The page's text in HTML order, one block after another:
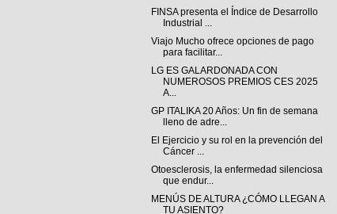
FINSA presenta el Índice de Desarrollo
Industrial ...
Viajo Mucho ofrece opciones de pago
para facilitar...
LG ES GALARDONADA CON
NUMEROSOS PREMIOS CES 2025
A...
GP ITALIKA 20 Años: Un fin de semana
lleno de adre...
El Ejercicio y su rol en la prevención del
Cáncer ...
Otoesclerosis, la enfermedad silenciosa
que endur...
MENÚS DE ALTURA ¿CÓMO LLEGAN A
TU ASIENTO?